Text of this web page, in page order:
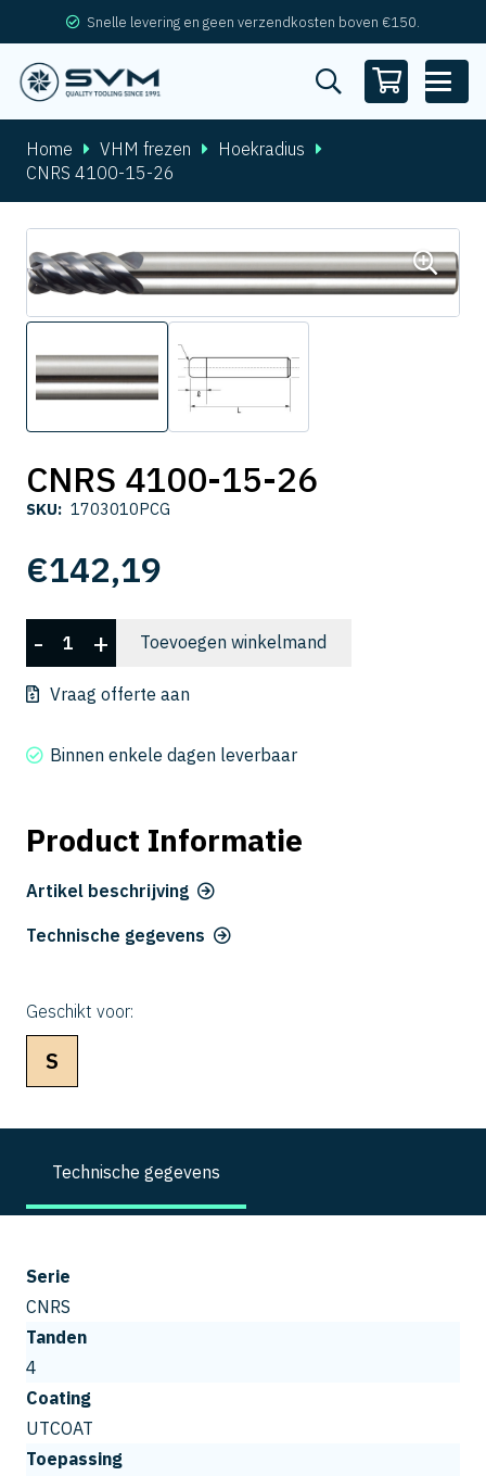
Snelle levering en geen verzendkosten boven €150.
Home VHM frezen
Hoekradius
CNRS 4100-15-26
CNRS 4100-15-26
SKU: 1703010PCG
€142,19
CNRS
4100-
15-
aantal
- + Toevoegen winkelmand
Vraag offerte aan
Binnen enkele dagen leverbaar
Product Informatie
Artikel beschrijving
Technische gegevens
Geschikt voor:
S
Technische gegevens
Serie
CNRS
Tanden
4
Coating
UTCOAT
Toepassing